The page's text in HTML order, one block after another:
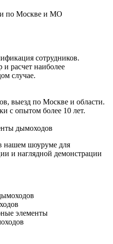
по Москве и МО
сотрудников.
расчет наиболее
случае.
выезд по Москве и области.
с опытом более 10 лет.
дымоходов
нашем шоуруме для
и наглядной демонстрации
элементы